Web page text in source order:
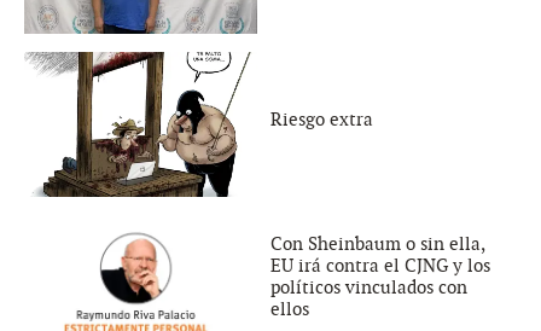
Riesgo extra
Con Sheinbaum o sin ella,
EU irá contra el CJNG y los
políticos vinculados con
ellos